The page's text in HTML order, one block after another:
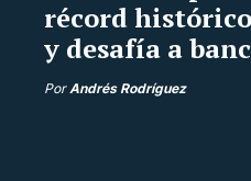
récord
y desafía a
Por Andrés Rodríguez